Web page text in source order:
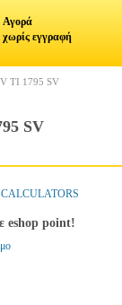
Αγορά
χωρίς εγγραφή
TI 1795 SV
SV
CALCULATORS
eshop point!